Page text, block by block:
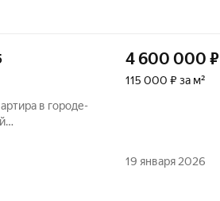
в городе-
сады, в
4 600 000 ₽
115 000 ₽ за м²
19 января 2026